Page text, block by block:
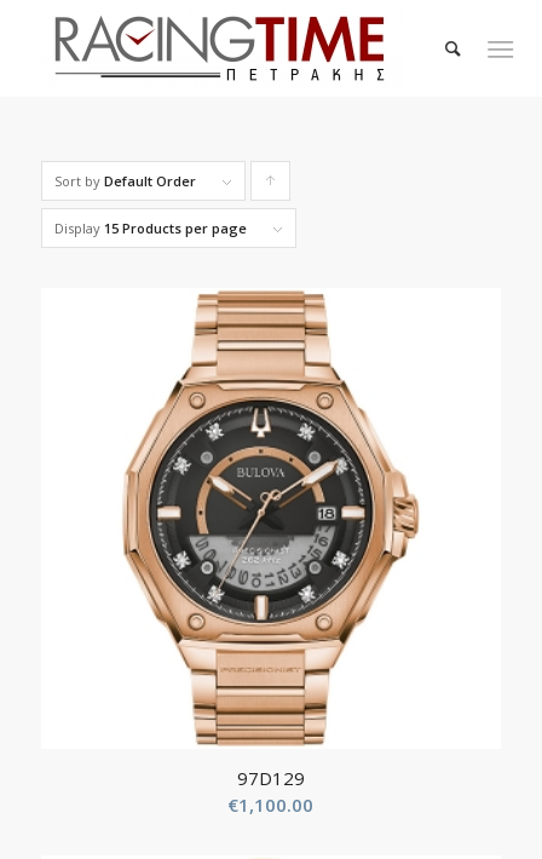
Sort by Default Order
products
ascending
Display 15 Products per page
97D129
€1,100.00